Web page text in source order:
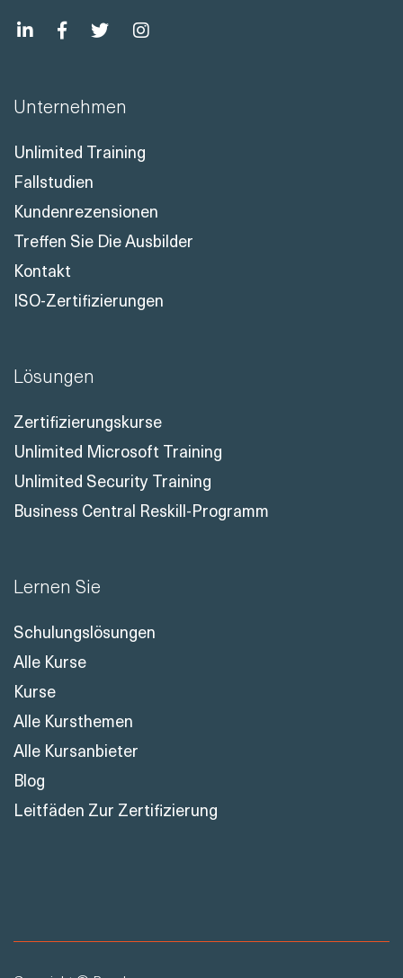
Unternehmen
Unlimited Training
Fallstudien
Kundenrezensionen
Treffen Sie Die Ausbilder
Kontakt
ISO-Zertifizierungen
Lösungen
Zertifizierungskurse
Unlimited Microsoft Training
Unlimited Security Training
Business Central Reskill-Programm
Lernen Sie
Schulungslösungen
Alle Kurse
Kurse
Alle Kursthemen
Alle Kursanbieter
Blog
Leitfäden Zur Zertifizierung